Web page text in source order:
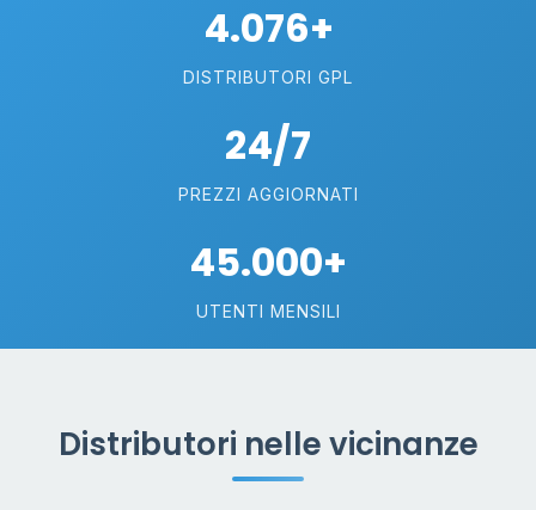
4.076+
DISTRIBUTORI GPL
24/7
PREZZI AGGIORNATI
45.000+
UTENTI MENSILI
Distributori nelle vicinanze